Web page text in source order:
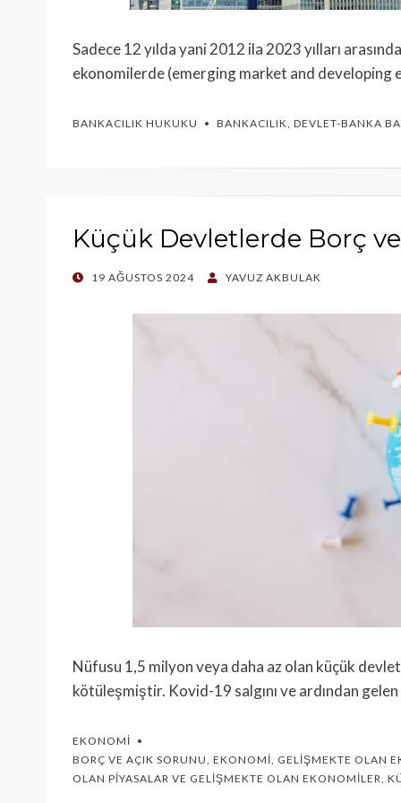
Sadece 12 yılda yani 2012 ila 2023 yılları
ekonomilerde (emerging market and developing
BANKACILIK HUKUKU BANKACILIK, DEVLET-BANKA
Küçük Devletlerde Borç
POSTED
19 AĞUSTOS 2024 YAVUZ AKBULAK
Nüfusu 1,5 milyon veya daha az olan küçük
kötüleşmiştir. Kovid-19 salgını ve ardından
EKONOMI
BORÇ VE AÇIK SORUNU, EKONOMI, GELIŞMEKTE OLAN
OLAN PIYASALAR VE GELIŞMEKTE OLAN EKONOMILER,